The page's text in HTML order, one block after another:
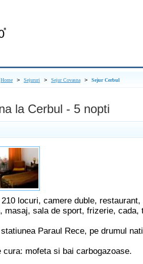
Home > Sejururi > Sejur Covasna > Sejur Cerbul
la Cerbul - 5 nopti
locuri, camere duble,
masaj, sala de sport, frizerie, cada,
Paraul Rece, pe drumul
cura: mofeta si bai carbogazoase.